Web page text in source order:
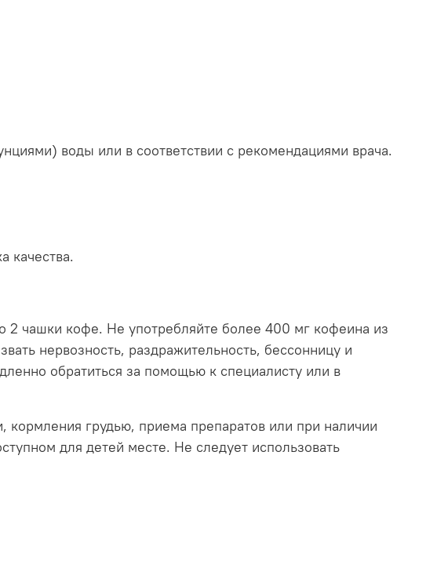
воды или в соответствии с рекомендациями врача.
качества.
2 чашки кофе. Не употребляйте более 400 мг кофеина из
нервозность, раздражительность, бессонницу и
обратиться за помощью к специалисту или в
грудью, приема препаратов или при наличии
для детей месте. Не следует использовать